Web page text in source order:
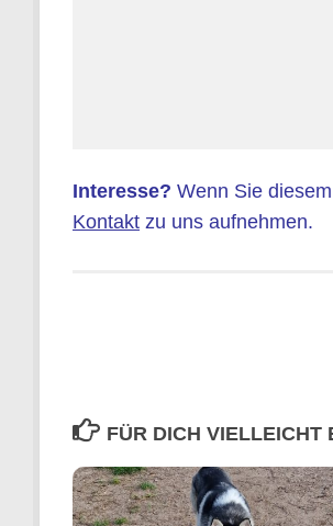
Interesse? Wenn Sie
Kontakt zu uns aufnehmen.
FÜR DICH